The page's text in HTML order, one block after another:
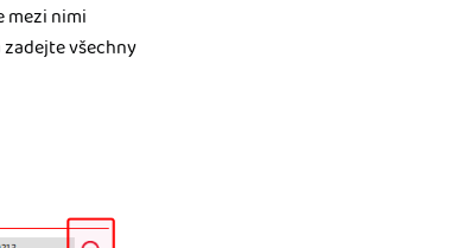
mezi nimi
všechny